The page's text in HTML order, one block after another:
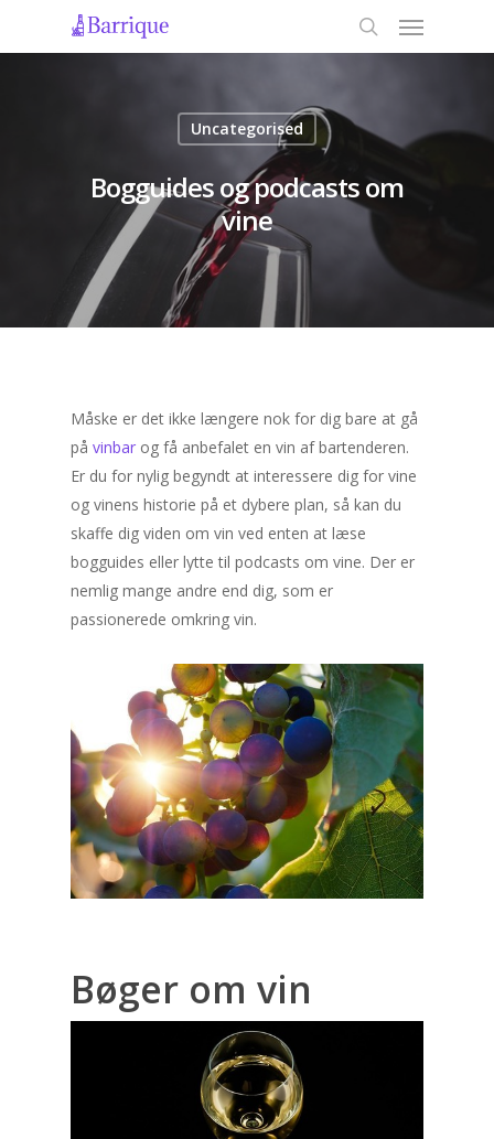
Uncategorised
Bogguides og podcasts om
vine
Måske er det ikke længere nok for dig bare at gå
på vinbar og få anbefalet en vin af bartenderen.
Er du for nylig begyndt at interessere dig for vine
og vinens historie på et dybere plan, så kan du
skaffe dig viden om vin ved enten at læse
bogguides eller lytte til podcasts om vine. Der er
nemlig mange andre end dig, som er
passionerede omkring vin.
Bøger om vin